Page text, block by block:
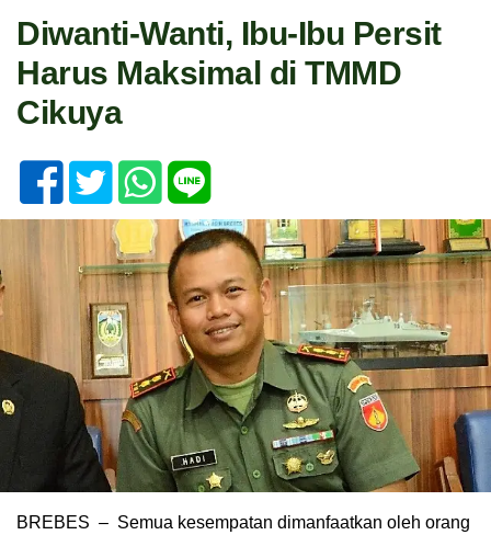
Diwanti-Wanti, Ibu-Ibu Persit
Harus Maksimal di TMMD
Cikuya
BREBES – Semua kesempatan dimanfaatkan oleh orang